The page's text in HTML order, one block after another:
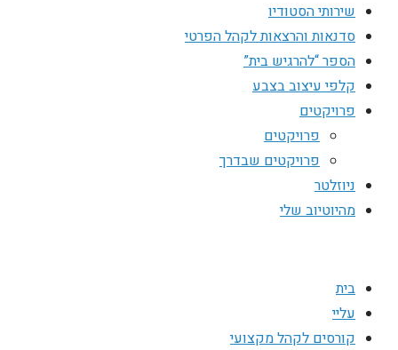
שירותי הסטודיו
סדנאות והרצאות לקהל הפרטי
הספר “להרגיש בית”
קלפי עיצוב בצבע
פרויקטים
פרויקטים
פרויקטים שבדרך
ניוזלטר
מהיוטיוב שלי
בית
עליי
קורסים לקהל מקצועי